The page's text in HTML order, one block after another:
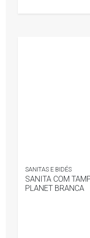
SANITAS E BIDÉS
SANITA COM
PLANET BRANCA